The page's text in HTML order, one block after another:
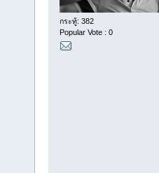
กระทู้: 382
Popular Vote : 0